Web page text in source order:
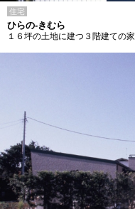
住宅
ひらの-きむら
１６坪の土地に建つ３階建ての家